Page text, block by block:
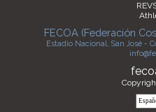
FECOA (Federación
Estadio Nacional, San José -